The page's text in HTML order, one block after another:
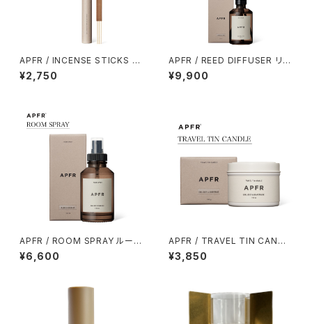
APFR / INCENSE STICKS イ
ンセンススティックス
¥2,750
APFR / REED DIFFUSER リー
ドディフューザー
¥9,900
APFR / ROOM SPRAY ルーム
スプレー
¥6,600
APFR / TRAVEL TIN CANDL
E トラベルティンキャンドル
¥3,850